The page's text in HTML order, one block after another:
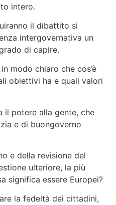
intero.
il dibattito si
intergovernativa un
di capire.
modo chiaro che cos’è
obiettivi ha e quali valori
il potere alla gente, che
e di buongoverno
e della revisione del
ulteriore, la più
significa essere Europei?
la fedeltà dei cittadini,